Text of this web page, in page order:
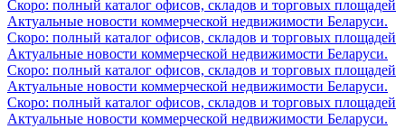
Скоро: полный каталог офисов, складов и торговых площадей
Актуальные новости коммерческой недвижимости Беларуси.
Скоро: полный каталог офисов, складов и торговых площадей
Актуальные новости коммерческой недвижимости Беларуси.
Скоро: полный каталог офисов, складов и торговых площадей
Актуальные новости коммерческой недвижимости Беларуси.
Скоро: полный каталог офисов, складов и торговых площадей
Актуальные новости коммерческой недвижимости Беларуси.